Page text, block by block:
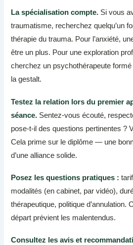
La spécialisation compte. Si vous
traumatisme, recherchez quelqu’un
thérapie du trauma. Pour l’anxiété,
être un plus. Pour une exploration
cherchez un psychothérapeute
la gestalt.
Testez la relation lors du premier
séance. Sentez-vous écouté,
pose-t-il des questions pertinentes ?
Cela prime sur le diplôme — une
d’une alliance solide.
Posez les questions pratiques :
modalités (en cabinet, par vidéo),
thérapeutique, politique d’annulation.
départ prévient les malentendus.
Consultez les avis et